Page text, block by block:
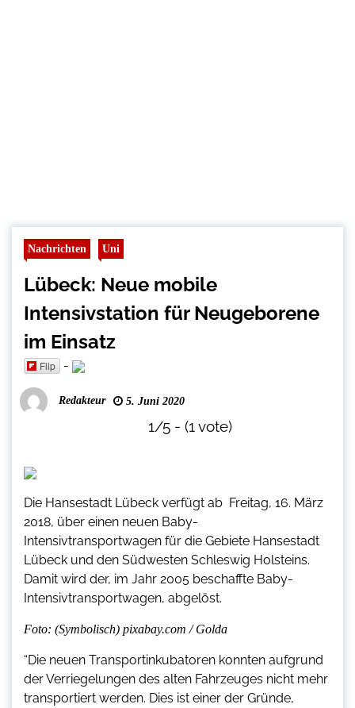
Nachrichten Uni
Lübeck: Neue mobile
Intensivstation für Neugeborene
im Einsatz
Flip -
Redakteur 5. Juni 2020
1/5 - (1 vote)
Die Hansestadt Lübeck verfügt ab Freitag, 16. März
2018, über einen neuen Baby-
Intensivtransportwagen für die Gebiete Hansestadt
Lübeck und den Südwesten Schleswig Holsteins.
Damit wird der, im Jahr 2005 beschaffte Baby-
Intensivtransportwagen, abgelöst.
Foto: (Symbolisch) pixabay.com / Golda
“Die neuen Transportinkubatoren konnten aufgrund
der Verriegelungen des alten Fahrzeuges nicht mehr
transportiert werden. Dies ist einer der Gründe,